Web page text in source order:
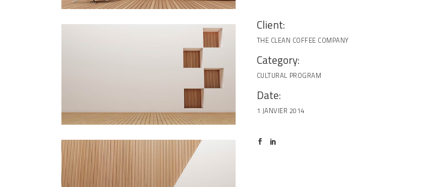
Client:
THE CLEAN COFFEE COMPANY
Category:
CULTURAL PROGRAM
Date:
1 JANVIER 2014